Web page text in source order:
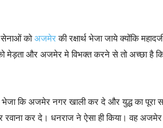
सेनाओं कोअजमेरकी रक्षार्थ भेजा जाये क्योंकि
को मेड़ता और अजमेर मे विभक्त करने से तो अच्छा है
कि अजमेर नगर खाली कर दे और युद्ध का पूरा
कर दे। धनराज ने ऐसा ही किया। वह अजमेर